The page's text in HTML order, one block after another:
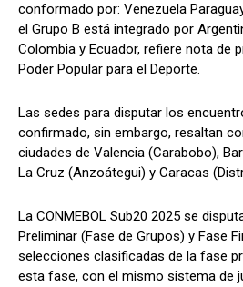
conformado por: Venezuela
el Grupo B está integrado por
Colombia y Ecuador, refiere nota de
Poder Popular para el Deporte.
Las sedes para disputar los
confirmado, sin embargo, resaltan
ciudades de Valencia (Carabobo),
La Cruz (Anzoátegui) y Caracas
La CONMEBOL Sub20 2025 se
Preliminar (Fase de Grupos) y Fase
selecciones clasificadas de la fase
esta fase, con el mismo sistema de